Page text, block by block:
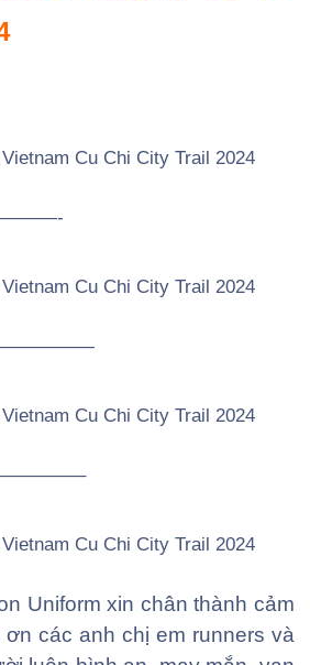
Uniform xin chân thành cảm
các anh chị em runners và